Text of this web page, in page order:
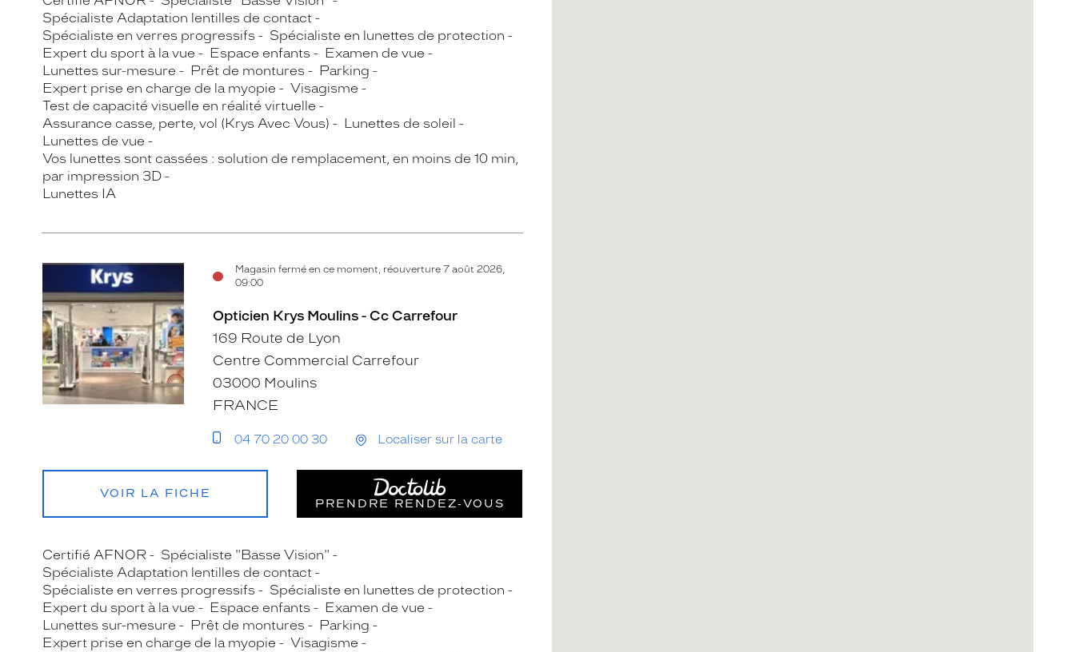
Spécialiste Adaptation lentilles de contact
Spécialiste en verres progressifs
Spécialiste en lunettes de protection
Expert du sport à la vue
Espace enfants
Examen de vue
Lunettes sur-mesure
Prêt de montures
Parking
Expert prise en charge de la myopie
Visagisme
Test de capacité visuelle en réalité virtuelle
Assurance casse, perte, vol (Krys Avec Vous)
Lunettes de soleil
Lunettes de vue
Vos lunettes sont cassées : solution de remplacement, en moins de 10 min,
par impression 3D
Lunettes IA
Magasin fermé en ce moment, réouverture 7 août 2026,
09:00
Opticien Krys Moulins - Cc Carrefour
169 Route de Lyon
Centre Commercial Carrefour
03000 Moulins
FRANCE
04 70 20 00 30 Localiser sur la carte
VOIR LA FICHE
PRENDRE RENDEZ‑VOUS
Certifié AFNOR
Spécialiste "Basse Vision"
Spécialiste Adaptation lentilles de contact
Spécialiste en verres progressifs
Spécialiste en lunettes de protection
Expert du sport à la vue
Espace enfants
Examen de vue
Lunettes sur-mesure
Prêt de montures
Parking
Expert prise en charge de la myopie
Visagisme